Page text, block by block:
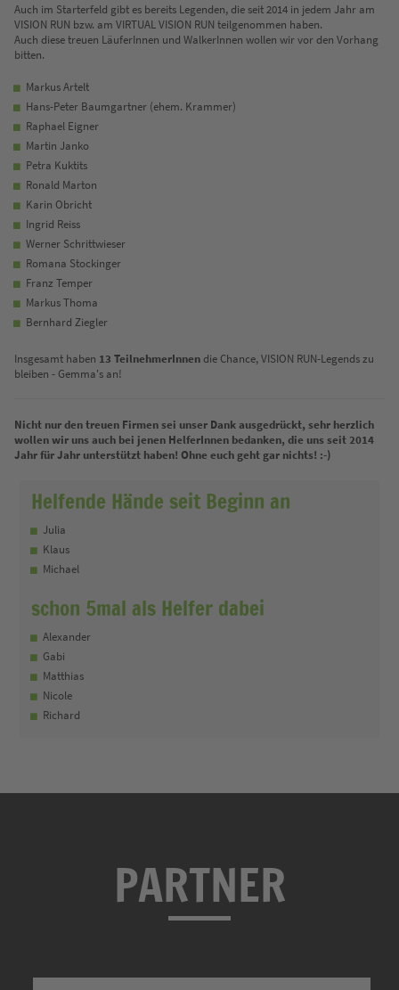
Auch im Starterfeld gibt es bereits Legenden, die seit 2014 in jedem Jahr am
VISION RUN bzw. am VIRTUAL VISION RUN teilgenommen haben.
Auch diese treuen LäuferInnen und WalkerInnen wollen wir vor den Vorhang
bitten.
Markus Artelt
Hans-Peter Baumgartner (ehem. Krammer)
Raphael Eigner
Martin Janko
Petra Kuktits
Ronald Marton
Karin Obricht
Ingrid Reiss
Werner Schrittwieser
Romana Stockinger
Franz Temper
Markus Thoma
Bernhard Ziegler
Insgesamt haben 13 TeilnehmerInnen die Chance, VISION RUN-Legends zu
bleiben - Gemma's an!
Nicht nur den treuen Firmen sei unser Dank ausgedrückt, sehr herzlich
wollen wir uns auch bei jenen HelferInnen bedanken, die uns seit 2014
Jahr für Jahr unterstützt haben! Ohne euch geht gar nichts! :-)
Helfende Hände seit Beginn an
Julia
Klaus
Michael
schon 5mal als Helfer dabei
Alexander
Gabi
Matthias
Nicole
Richard
PARTNER